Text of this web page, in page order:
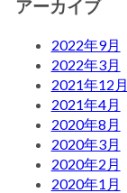
アーカイブ
2022年9月
2022年3月
2021年12月
2021年4月
2020年8月
2020年3月
2020年2月
2020年1月